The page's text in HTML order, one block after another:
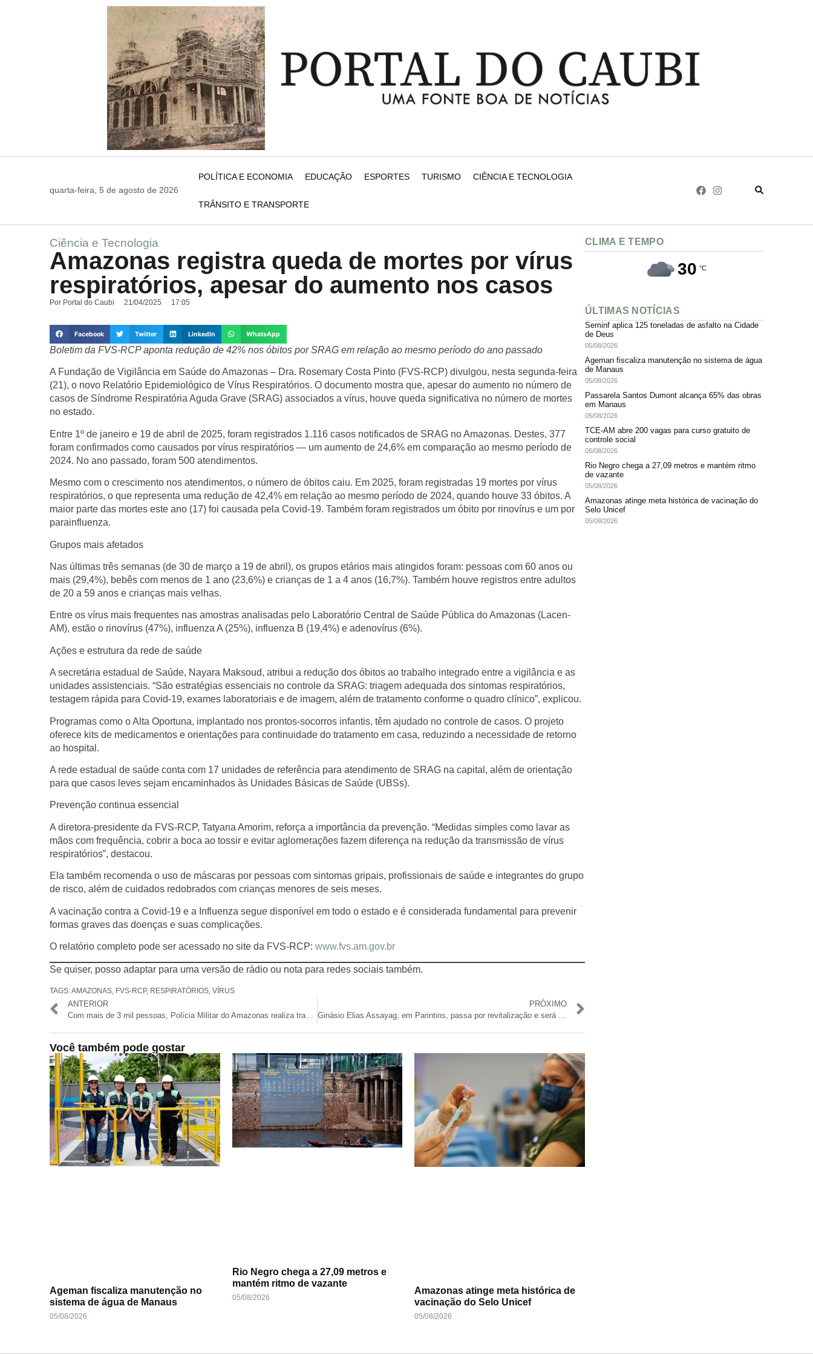
quarta-feira, 5 de agosto de 2026
POLÍTICA E ECONOMIA EDUCAÇÃO ESPORTES TURISMO CIÊNCIA E TECNOLOGIA
TRÂNSITO E TRANSPORTE
Ciência e Tecnologia
Amazonas registra queda de mortes por vírus
respiratórios, apesar do aumento nos casos
Por Portal do Caubi 21/04/2025 17:05
Facebook Twitter LinkedIn WhatsApp
Boletim da FVS-RCP aponta redução de 42% nos óbitos por SRAG em relação ao mesmo período do ano passado
A Fundação de Vigilância em Saúde do Amazonas – Dra. Rosemary Costa Pinto (FVS-RCP) divulgou, nesta segunda-feira
(21), o novo Relatório Epidemiológico de Vírus Respiratórios. O documento mostra que, apesar do aumento no número de
casos de Síndrome Respiratória Aguda Grave (SRAG) associados a vírus, houve queda significativa no número de mortes
no estado.
Entre 1º de janeiro e 19 de abril de 2025, foram registrados 1.116 casos notificados de SRAG no Amazonas. Destes, 377
foram confirmados como causados por vírus respiratórios — um aumento de 24,6% em comparação ao mesmo período de
2024. No ano passado, foram 500 atendimentos.
Mesmo com o crescimento nos atendimentos, o número de óbitos caiu. Em 2025, foram registradas 19 mortes por vírus
respiratórios, o que representa uma redução de 42,4% em relação ao mesmo período de 2024, quando houve 33 óbitos. A
maior parte das mortes este ano (17) foi causada pela Covid-19. Também foram registrados um óbito por rinovírus e um por
parainfluenza.
Grupos mais afetados
Nas últimas três semanas (de 30 de março a 19 de abril), os grupos etários mais atingidos foram: pessoas com 60 anos ou
mais (29,4%), bebês com menos de 1 ano (23,6%) e crianças de 1 a 4 anos (16,7%). Também houve registros entre adultos
de 20 a 59 anos e crianças mais velhas.
Entre os vírus mais frequentes nas amostras analisadas pelo Laboratório Central de Saúde Pública do Amazonas (Lacen-
AM), estão o rinovírus (47%), influenza A (25%), influenza B (19,4%) e adenovírus (6%).
Ações e estrutura da rede de saúde
A secretária estadual de Saúde, Nayara Maksoud, atribui a redução dos óbitos ao trabalho integrado entre a vigilância e as
unidades assistenciais. “São estratégias essenciais no controle da SRAG: triagem adequada dos sintomas respiratórios,
testagem rápida para Covid-19, exames laboratoriais e de imagem, além de tratamento conforme o quadro clínico”, explicou.
Programas como o Alta Oportuna, implantado nos prontos-socorros infantis, têm ajudado no controle de casos. O projeto
oferece kits de medicamentos e orientações para continuidade do tratamento em casa, reduzindo a necessidade de retorno
ao hospital.
A rede estadual de saúde conta com 17 unidades de referência para atendimento de SRAG na capital, além de orientação
para que casos leves sejam encaminhados às Unidades Básicas de Saúde (UBSs).
Prevenção continua essencial
A diretora-presidente da FVS-RCP, Tatyana Amorim, reforça a importância da prevenção. “Medidas simples como lavar as
mãos com frequência, cobrir a boca ao tossir e evitar aglomerações fazem diferença na redução da transmissão de vírus
respiratórios”, destacou.
Ela também recomenda o uso de máscaras por pessoas com sintomas gripais, profissionais de saúde e integrantes do grupo
de risco, além de cuidados redobrados com crianças menores de seis meses.
A vacinação contra a Covid-19 e a Influenza segue disponível em todo o estado e é considerada fundamental para prevenir
formas graves das doenças e suas complicações.
O relatório completo pode ser acessado no site da FVS-RCP: www.fvs.am.gov.br
Se quiser, posso adaptar para uma versão de rádio ou nota para redes sociais também.
TAGS:AMAZONAS FVS-RCP, RESPIRATÓRIOS VÍRUS
ANTERIOR
Com mais de 3 mil pessoas, Polícia Militar do Amazonas realiza tradicional Corrida Tiradentes
PRÓXIMO
Ginásio Elias Assayag, em Parintins, passa por revitalização e será entregue em junho
Você também pode gostar
Ageman fiscaliza manutenção no
sistema de água de Manaus
05/08/2026
Rio Negro chega a 27,09 metros e
mantém ritmo de vazante
05/08/2026
Amazonas atinge meta histórica de
vacinação do Selo Unicef
05/08/2026
CLIMA E TEMPO
30 °C
ÚLTIMAS NOTÍCIAS
Seminf aplica 125 toneladas de asfalto na Cidade
de Deus
05/08/2026
Ageman fiscaliza manutenção no sistema de água
de Manaus
05/08/2026
Passarela Santos Dumont alcança 65% das obras
em Manaus
05/08/2026
TCE-AM abre 200 vagas para curso gratuito de
controle social
05/08/2026
Rio Negro chega a 27,09 metros e mantém ritmo
de vazante
05/08/2026
Amazonas atinge meta histórica de vacinação do
Selo Unicef
05/08/2026